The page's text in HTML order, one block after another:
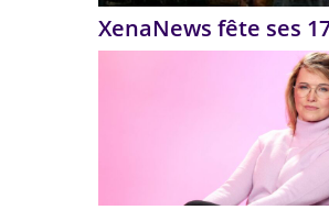
XenaNews fête ses